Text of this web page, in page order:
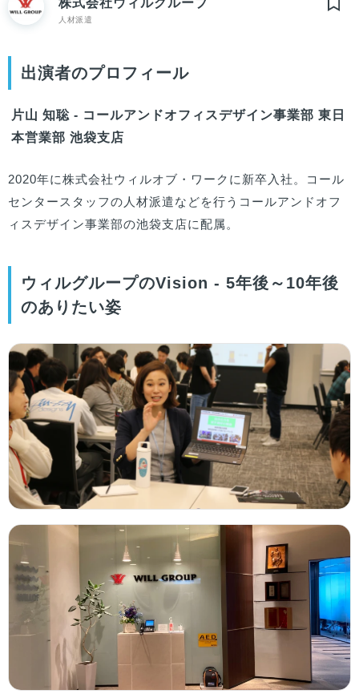
人材派遣
出演者のプロフィール
片山 知聡 - コールアンドオフィスデザイン事業部 東日
本営業部 池袋支店
2020年に株式会社ウィルオブ・ワークに新卒入社。コール
センタースタッフの人材派遣などを行うコールアンドオフ
ィスデザイン事業部の池袋支店に配属。
ウィルグループのVision - 5年後～10年後
のありたい姿